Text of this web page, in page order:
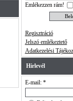
Emlékezzen rám!
Regisztráció
Jelszó emlékeztető
Adatkezelési
Hírlevél
E-mail: *